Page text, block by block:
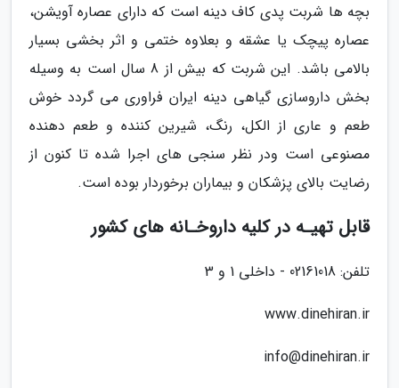
بچه ها شربت پدی کاف دینه است که دارای عصاره آویشن،
عصاره پیچک یا عشقه و بعلاوه ختمی و اثر بخشی بسیار
بالامی باشد. این شربت که بیش از 8 سال است به وسیله
بخش داروسازی گیاهی دینه ایران فراوری می گردد خوش
طعم و عاری از الکل، رنگ، شیرین کننده و طعم دهنده
مصنوعی است ودر نظر سنجی های اجرا شده تا کنون از
رضایت بالای پزشکان و بیماران برخوردار بوده است.
قابل تهیـه در کلیه داروخـانه های کشور
تلفن: 02161018 - داخلی 1 و 3
www.dinehiran.ir
info@dinehiran.ir